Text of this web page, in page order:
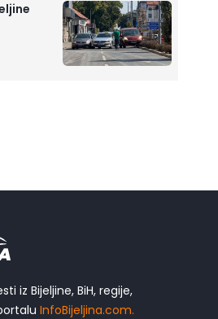
iz Bijeljine, BiH, regije,
InfoBijeljina.com.